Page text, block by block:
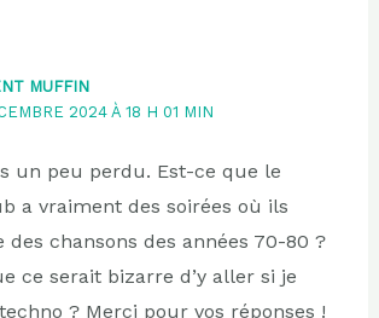
MUFFIN
2024 À 18 H 01 MIN
un peu perdu. Est-ce que le
a vraiment des soirées où ils
des chansons des années 70-80 ?
ce serait bizarre d’y aller si je
? Merci pour vos réponses !